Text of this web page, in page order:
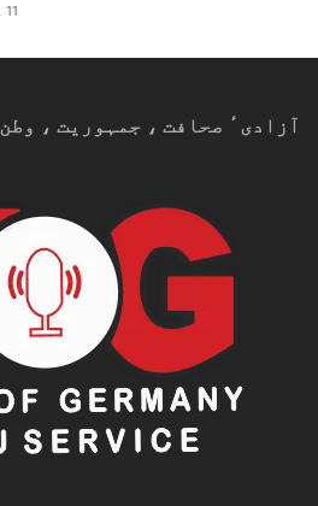
11 گھنٹے ago
آزادیٴ صحافت ، جمہوریت ، وطن